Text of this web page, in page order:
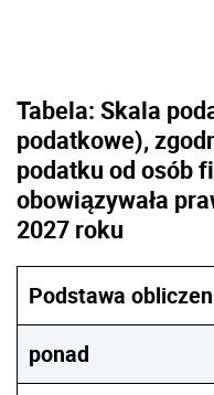
Tabela: Skala
podatkowe),
podatku od osób
obowiązywała
2027 roku
Podstawa
ponad